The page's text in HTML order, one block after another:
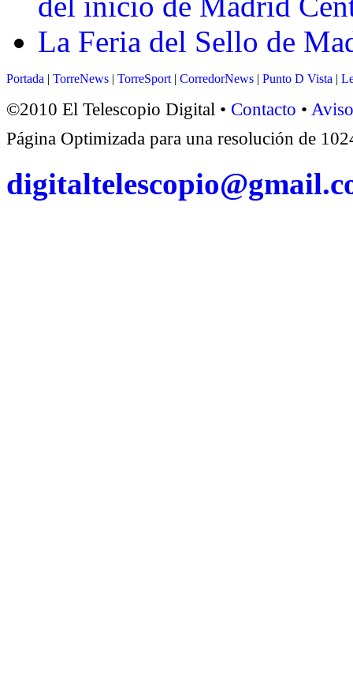
La Feria del Sello de
Portada | TorreNews | TorreSport | CorredorNews | Punto D Vista |
©2010 El Telescopio Digital • Contacto •
Página Optimizada para una resolución de